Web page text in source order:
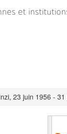
et
23 juin 1956 - 31